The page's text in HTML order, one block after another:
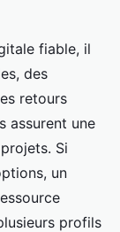
fiable, il
des
retours
assurent une
Si
un
profils